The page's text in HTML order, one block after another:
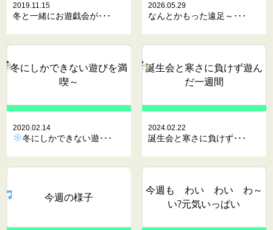
2019.11.15
冬と一緒にお遊戯会が･･･
2026.05.29
なんとかもった遠足～･･･
冬にしかできない遊びを満
喫～
2020.02.14
冬にしかできない遊･･･
誕生会と寒さに負けず遊ん
だ一週間
2024.02.22
誕生会と寒さに負けず･･･
今週の様子
今週も わい わい わ～
い?元気いっぱい